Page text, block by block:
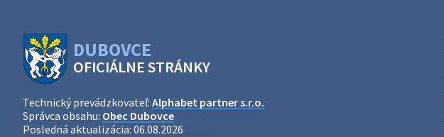
DUBOVCE
OFICIÁLNE STRÁNKY
Technický prevádzkovateľ: Alphabet partner s.r.o.
Správca obsahu: Obec Dubovce
Posledná aktualizácia: 06.08.2026